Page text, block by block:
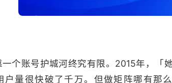
个账号护城河终究有限。2015年，「
户量很快破了千万。但做矩阵哪有那